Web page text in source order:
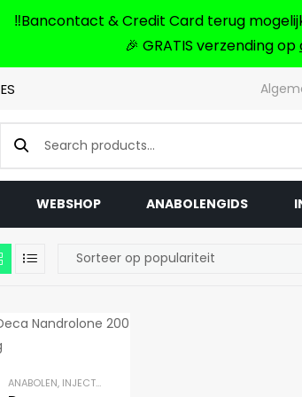
‼️Bancontact & Credit Card terug
🎉 GRATIS verzending op
ES
WEBSHOP ANABOLENGIDS
ANABOLEN, INJECTEERBARE STEROÏDEN